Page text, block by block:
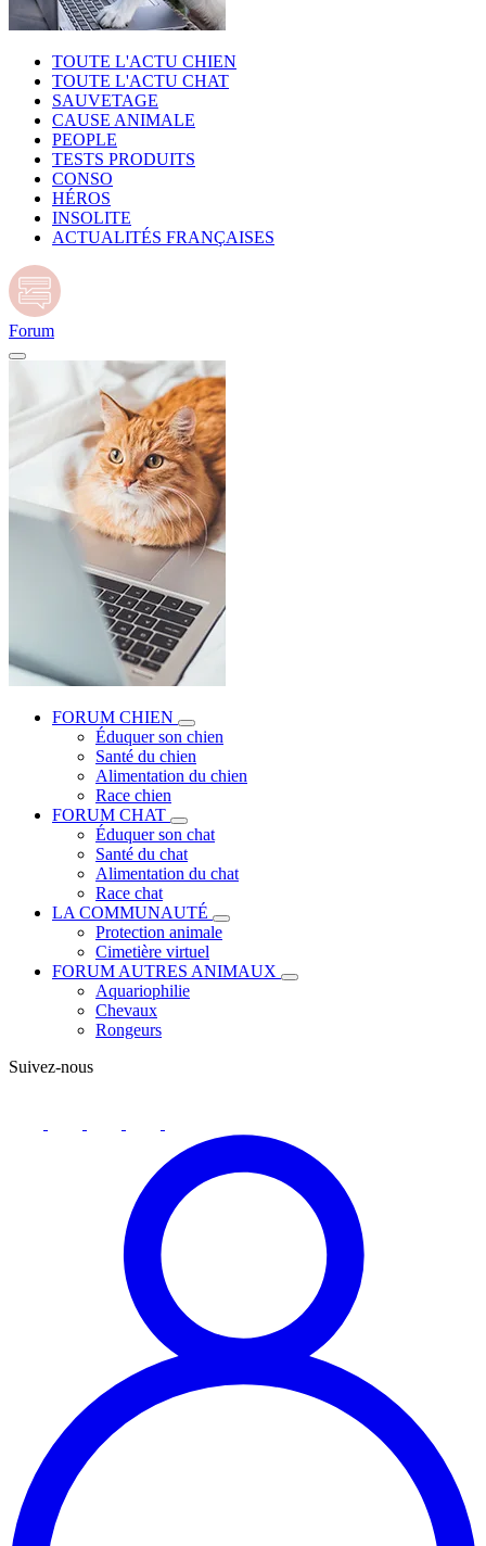
TOUTE L'ACTU CHIEN
TOUTE L'ACTU CHAT
SAUVETAGE
CAUSE ANIMALE
PEOPLE
TESTS PRODUITS
CONSO
HÉROS
INSOLITE
ACTUALITÉS FRANÇAISES
Forum
FORUM CHIEN
Éduquer son chien
Santé du chien
Alimentation du chien
Race chien
FORUM CHAT
Éduquer son chat
Santé du chat
Alimentation du chat
Race chat
LA COMMUNAUTÉ
Protection animale
Cimetière virtuel
FORUM AUTRES ANIMAUX
Aquariophilie
Chevaux
Rongeurs
Suivez-nous